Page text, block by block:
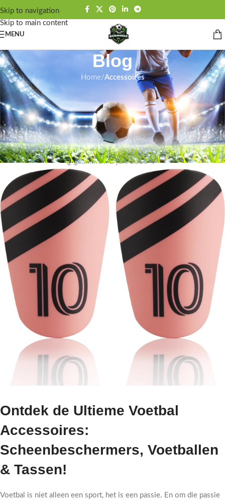
Skip to navigation
Skip to main content
MENU
Blog
Home/Accessoires
Bekijk Alles Over de Voetbal
Accessoires Die Jij Nodig Gaat
Hebben Deze Zomer!
adminOn 2 juni 2026
0
Ontdek de Ultieme Voetbal
Accessoires:
Scheenbeschermers, Voetballen
& Tassen!
Voetbal is niet alleen een sport, het is een passie. En om die passie